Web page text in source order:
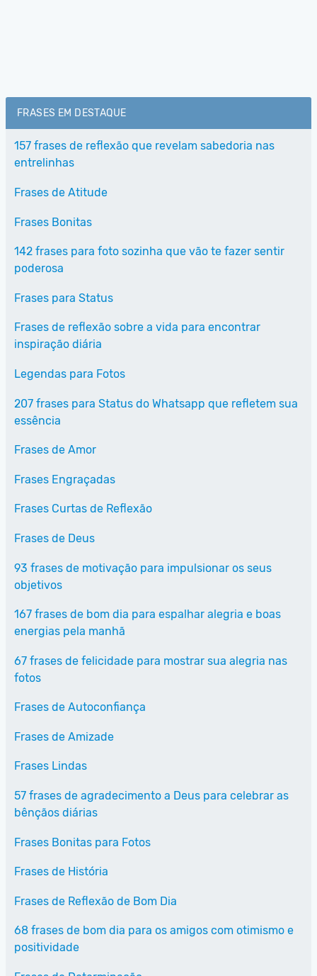
FRASES EM DESTAQUE
157 frases de reflexão que revelam sabedoria nas
entrelinhas
Frases de Atitude
Frases Bonitas
142 frases para foto sozinha que vão te fazer sentir
poderosa
Frases para Status
Frases de reflexão sobre a vida para encontrar
inspiração diária
Legendas para Fotos
207 frases para Status do Whatsapp que refletem sua
essência
Frases de Amor
Frases Engraçadas
Frases Curtas de Reflexão
Frases de Deus
93 frases de motivação para impulsionar os seus
objetivos
167 frases de bom dia para espalhar alegria e boas
energias pela manhã
67 frases de felicidade para mostrar sua alegria nas
fotos
Frases de Autoconfiança
Frases de Amizade
Frases Lindas
57 frases de agradecimento a Deus para celebrar as
bênçãos diárias
Frases Bonitas para Fotos
Frases de História
Frases de Reflexão de Bom Dia
68 frases de bom dia para os amigos com otimismo e
positividade